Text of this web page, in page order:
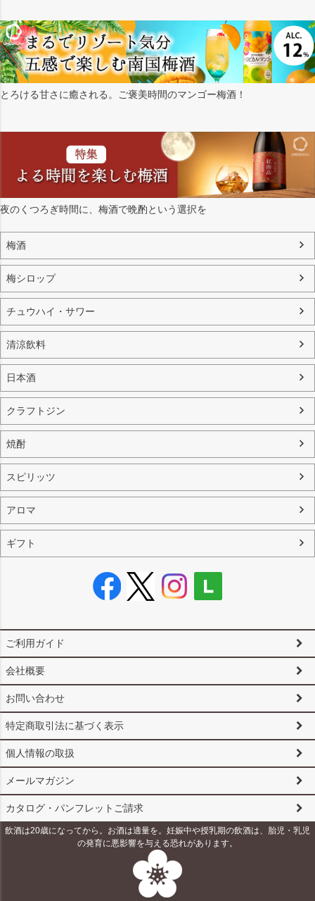
とろける甘さに癒される。ご褒美時間のマンゴー梅酒！
夜のくつろぎ時間に、梅酒で晩酌という選択を
梅酒
梅シロップ
チュウハイ・サワー
清涼飲料
日本酒
クラフトジン
焼酎
スピリッツ
アロマ
ギフト
ご利用ガイド
会社概要
お問い合わせ
特定商取引法に基づく表示
個人情報の取扱
メールマガジン
カタログ・パンフレットご請求
飲酒は20歳になってから。お酒は適量を。妊娠中や授乳期の飲酒は、胎児・乳児
の発育に悪影響を与える恐れがあります。